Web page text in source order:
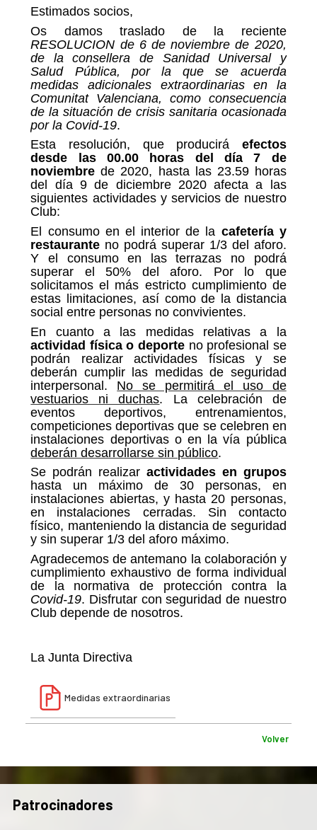
Estimados socios,
Os damos traslado de la reciente
RESOLUCION de 6 de noviembre de 2020,
de la consellera de Sanidad Universal y
Salud Pública, por la que se acuerda
medidas adicionales extraordinarias en la
Comunitat Valenciana, como consecuencia
de la situación de crisis sanitaria ocasionada
por la Covid-19.
Esta resolución, que producirá efectos
desde las 00.00 horas del día 7 de
noviembre de 2020, hasta las 23.59 horas
del día 9 de diciembre 2020 afecta a las
siguientes actividades y servicios de nuestro
Club:
El consumo en el interior de la cafetería y
restaurante no podrá superar 1/3 del aforo.
Y el consumo en las terrazas no podrá
superar el 50% del aforo. Por lo que
solicitamos el más estricto cumplimiento de
estas limitaciones, así como de la distancia
social entre personas no convivientes.
En cuanto a las medidas relativas a la
actividad física o deporte no profesional se
podrán realizar actividades físicas y se
deberán cumplir las medidas de seguridad
interpersonal. No se permitirá el uso de
vestuarios ni duchas. La celebración de
eventos deportivos, entrenamientos,
competiciones deportivas que se celebren en
instalaciones deportivas o en la vía pública
deberán desarrollarse sin público.
Se podrán realizar actividades en grupos
hasta un máximo de 30 personas, en
instalaciones abiertas, y hasta 20 personas,
en instalaciones cerradas. Sin contacto
físico, manteniendo la distancia de seguridad
y sin superar 1/3 del aforo máximo.
Agradecemos de antemano la colaboración y
cumplimiento exhaustivo de forma individual
de la normativa de protección contra la
Covid-19. Disfrutar con seguridad de nuestro
Club depende de nosotros.
La Junta Directiva
Medidas extraordinarias
Volver
Patrocinadores